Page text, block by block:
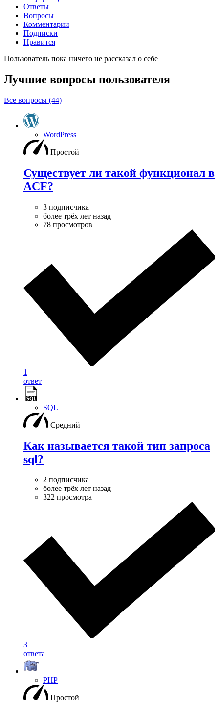
Ответы
Вопросы
Комментарии
Подписки
Нравится
Пользователь пока ничего не рассказал о себе
Лучшие вопросы пользователя
Все вопросы (44)
WordPress
Простой
Существует ли такой функционал в
ACF?
3 подписчика
более трёх лет назад
78 просмотров
1
ответ
SQL
Средний
Как называется такой тип запроса
sql?
2 подписчика
более трёх лет назад
322 просмотра
3
ответа
PHP
Простой